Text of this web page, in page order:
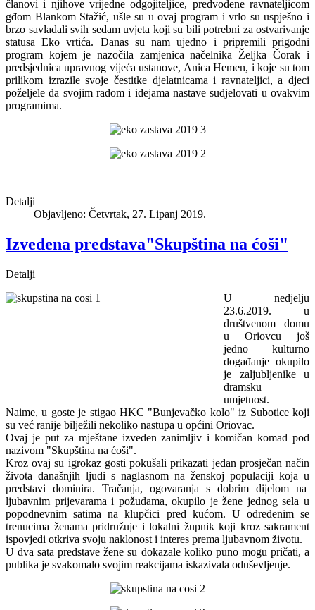
članovi i njihove vrijedne odgojiteljice, predvođene ravnateljicom
gđom Blankom Stažić, ušle su u ovaj program i vrlo su uspješno i
brzo savladali svih sedam uvjeta koji su bili potrebni za ostvarivanje
statusa Eko vrtića. Danas su nam ujedno i pripremili prigodni
program kojem je nazočila zamjenica načelnika Željka Čorak i
predsjednica upravnog vijeća ustanove, Anica Hemen, i koje su tom
prilikom izrazile svoje čestitke djelatnicama i ravnateljici, a djeci
poželjele da svojim radom i idejama nastave sudjelovati u ovakvim
programima.
Detalji
Objavljeno: Četvrtak, 27. Lipanj 2019.
Izvedena predstava"Skupština na ćoši"
Detalji
U nedjelju
23.6.2019. u
društvenom domu
u Oriovcu još
jedno kulturno
događanje okupilo
je zaljubljenike u
dramsku
umjetnost.
Naime, u goste je stigao HKC "Bunjevačko kolo" iz Subotice koji
su već ranije bilježili nekoliko nastupa u općini Oriovac.
Ovaj je put za mještane izveden zanimljiv i komičan komad pod
nazivom "Skupština na ćoši".
Kroz ovaj su igrokaz gosti pokušali prikazati jedan prosječan način
života današnjih ljudi s naglasnom na ženskoj populaciji koja u
predstavi dominira. Tračanja, ogovaranja s dobrim dijelom na
ljubavnim prijevarama i požudama, okupilo je žene jednog sela u
popodnevnim satima na klupčici pred kućom. U određenim se
trenucima ženama pridružuje i lokalni župnik koji kroz sakrament
ispovjedi otkriva svoju naklonost i interes prema ljubavnom životu.
U dva sata predstave žene su dokazale koliko puno mogu pričati, a
publika je svakomalo svojim reakcijama iskazivala oduševljenje.